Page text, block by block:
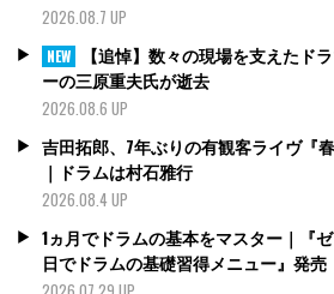
2026.08.7 UP
NEW
【追悼】数々の現場を支えたド
ーの三原重夫氏が逝去
2026.08.6 UP
吉田拓郎、7年ぶりの有観客ライヴ『
｜ドラムは村石雅行
2026.08.4 UP
1ヵ月でドラムの基本をマスター｜『
日でドラムの基礎習得メニュー』発売